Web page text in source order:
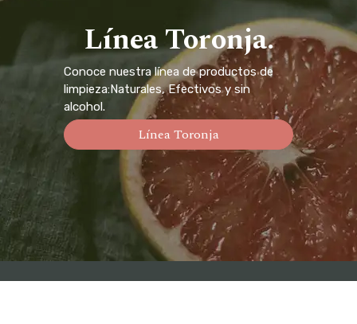
Línea Toronja.
Conoce nuestra línea de productos de
limpieza:Naturales, Efectivos y sin
alcohol.
Línea Toronja